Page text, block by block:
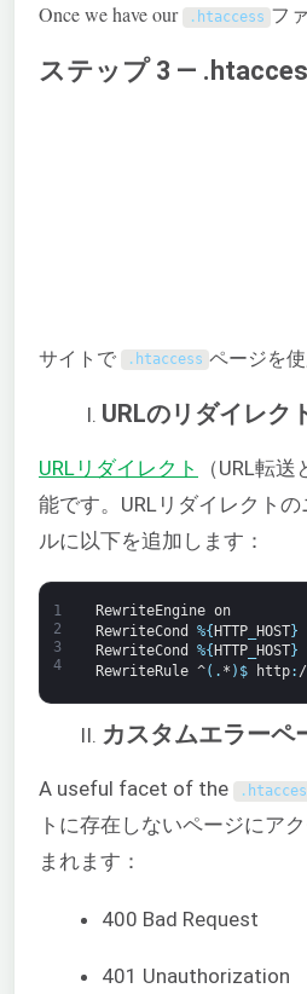
Once we have our . htaccess フ
ステップ 3 —
サイトで . htaccess ページを
URLのリダイレク
URLリダイレクト
（URL転
能です。URLリダイレクトの
ルに以下を追加します：
1
2
3
4
RewriteEngine on
RewriteCond
%{HTTP_ HOST}
RewriteCond
%{ HTTP_ HOST}
RewriteRule ^( . * ) $ http:
カスタムエラーペ
A useful facet of the .
トに存在しないページにア
まれます：
400 Bad Request
401 Unauthorization